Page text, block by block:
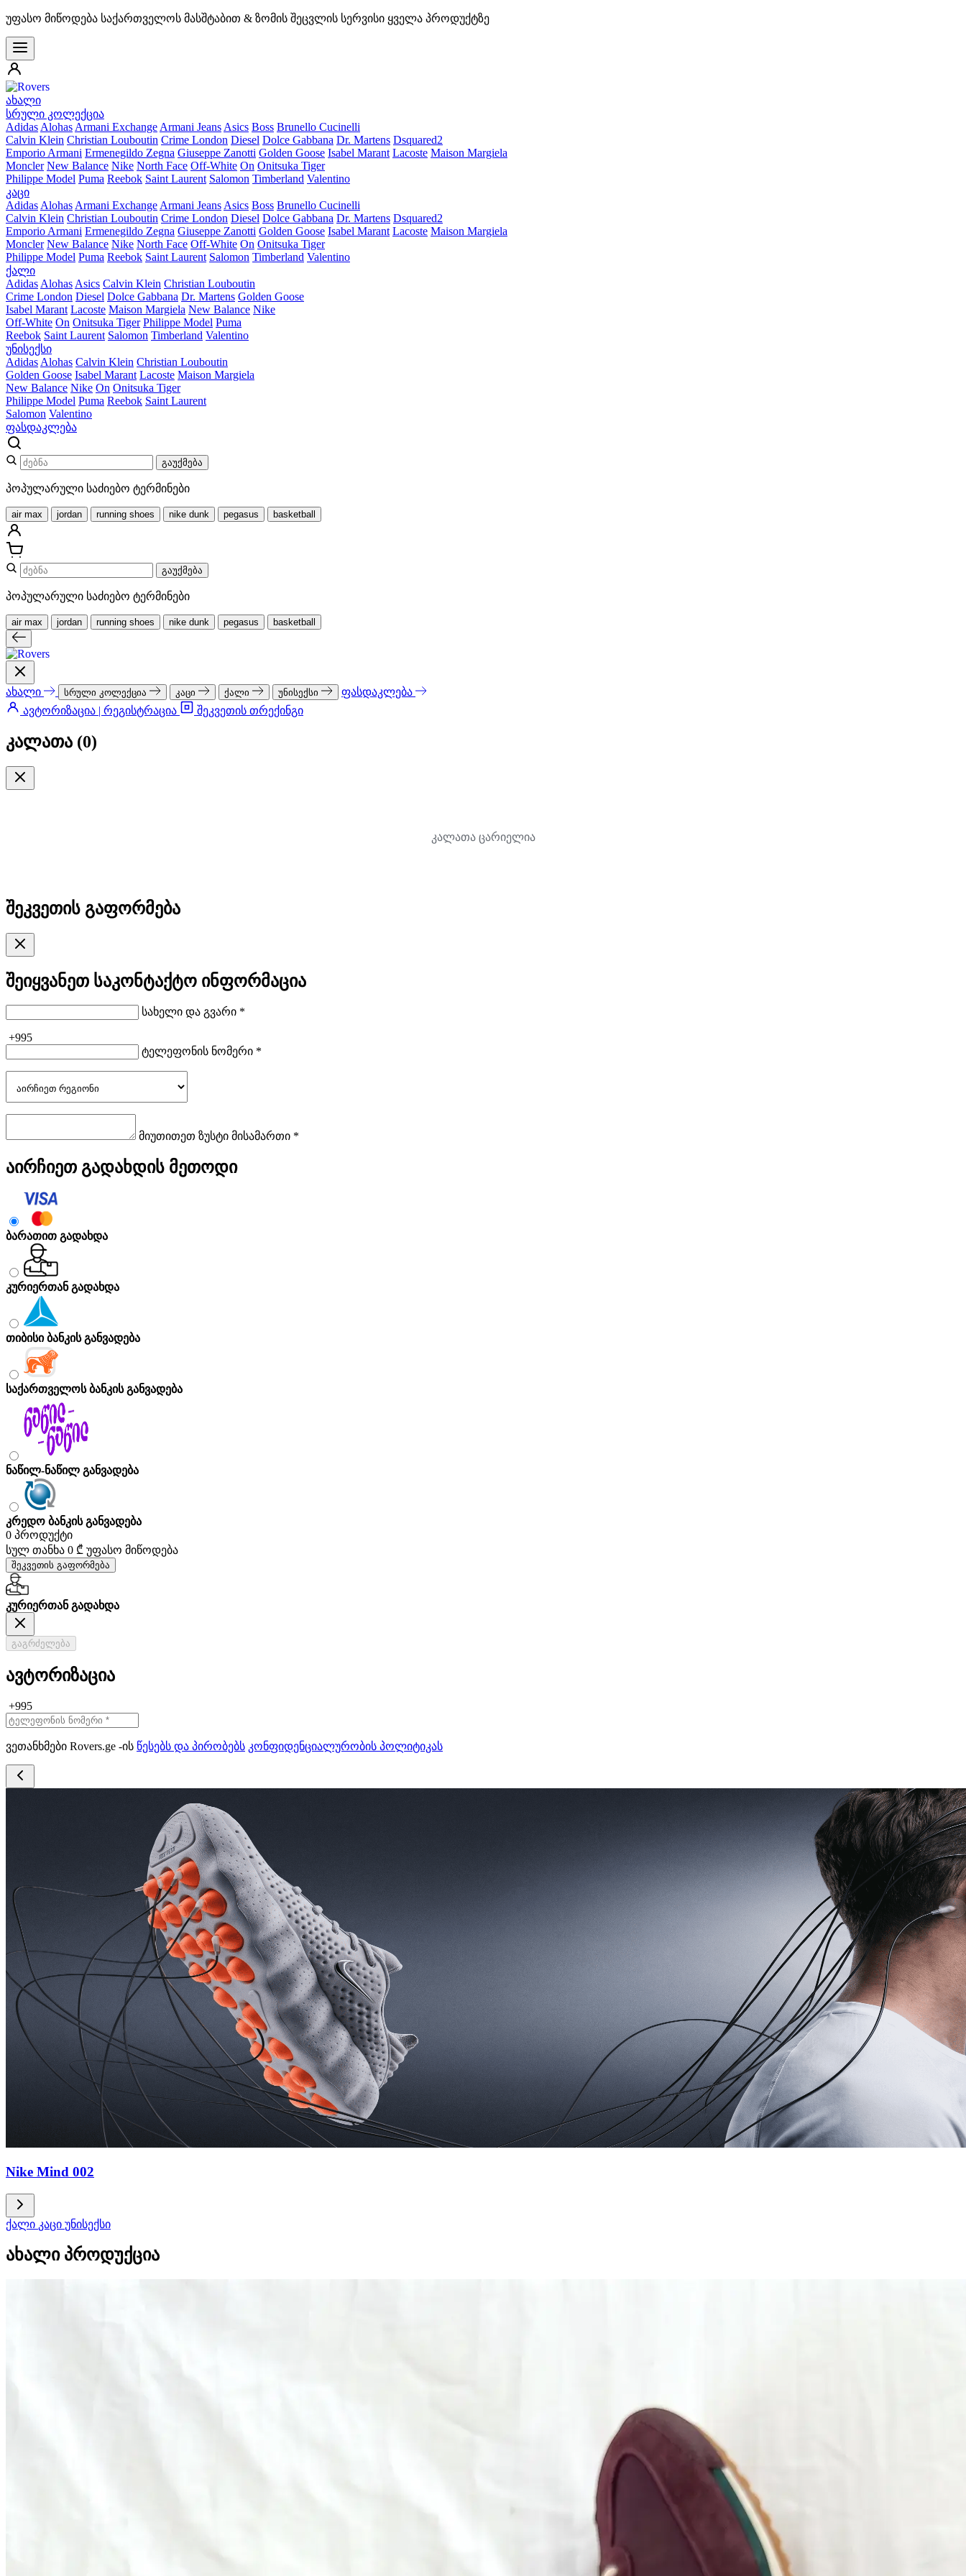
უფასო მიწოდება საქართველოს მასშტაბით & ზომის შეცვლის სერვისი ყველა პროდუქტზე
ახალი
სრული კოლექცია
Adidas Alohas Armani Exchange Armani Jeans Asics Boss Brunello Cucinelli
Calvin Klein Christian Louboutin Crime London Diesel Dolce Gabbana Dr. Martens Dsquared2
Emporio Armani Ermenegildo Zegna Giuseppe Zanotti Golden Goose Isabel Marant Lacoste Maison Margiela
Moncler New Balance Nike North Face Off-White On Onitsuka Tiger
Philippe Model Puma Reebok Saint Laurent Salomon Timberland Valentino
კაცი
Adidas Alohas Armani Exchange Armani Jeans Asics Boss Brunello Cucinelli
Calvin Klein Christian Louboutin Crime London Diesel Dolce Gabbana Dr. Martens Dsquared2
Emporio Armani Ermenegildo Zegna Giuseppe Zanotti Golden Goose Isabel Marant Lacoste Maison Margiela
Moncler New Balance Nike North Face Off-White On Onitsuka Tiger
Philippe Model Puma Reebok Saint Laurent Salomon Timberland Valentino
ქალი
Adidas Alohas Asics Calvin Klein Christian Louboutin
Crime London Diesel Dolce Gabbana Dr. Martens Golden Goose
Isabel Marant Lacoste Maison Margiela New Balance Nike
Off-White On Onitsuka Tiger Philippe Model Puma
Reebok Saint Laurent Salomon Timberland Valentino
უნისექსი
Adidas Alohas Calvin Klein Christian Louboutin
Golden Goose Isabel Marant Lacoste Maison Margiela
New Balance Nike On Onitsuka Tiger
Philippe Model Puma Reebok Saint Laurent
Salomon Valentino
ფასდაკლება
გაუქმება
პოპულარული საძიებო ტერმინები
air max jordan running shoes nike dunk pegasus basketball
გაუქმება
პოპულარული საძიებო ტერმინები
air max jordan running shoes nike dunk pegasus basketball
ახალი სრული კოლექცია კაცი ქალი უნისექსი
ფასდაკლება
ავტორიზაცია | რეგისტრაცია
შეკვეთის თრექინგი
კალათა (0)
კალათა ცარიელია
შეკვეთის გაფორმება
შეიყვანეთ საკონტაქტო ინფორმაცია
სახელი და გვარი *
+995
ტელეფონის ნომერი *
მიუთითეთ ზუსტი მისამართი *
აირჩიეთ გადახდის მეთოდი
ბარათით გადახდა
კურიერთან გადახდა
თიბისი ბანკის განვადება
საქართველოს ბანკის განვადება
ნაწილ-ნაწილ განვადება
კრედო ბანკის განვადება
0 პროდუქტი
სულ თანხა 0 ₾ უფასო მიწოდება
შეკვეთის გაფორმება
კურიერთან გადახდა
გაგრძელება
ავტორიზაცია
+995
ვეთანხმები Rovers.ge -ის წესებს და პირობებს კონფიდენციალურობის პოლიტიკას
Nike Mind 002
ქალი კაცი უნისექსი
ახალი პროდუქცია